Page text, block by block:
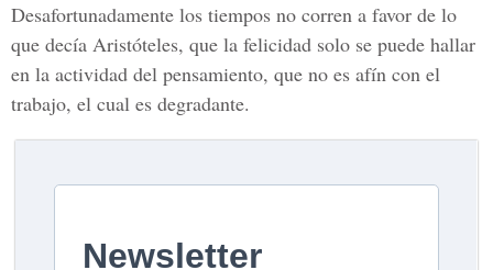
Desafortunadamente los tiempos no corren a favor de lo
que decía Aristóteles, que la felicidad solo se puede hallar
en la actividad del pensamiento, que no es afín con el
trabajo, el cual es degradante.